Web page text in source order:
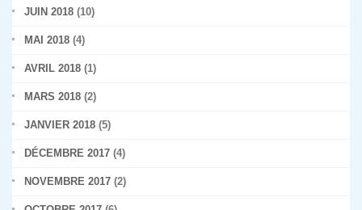
JUIN 2018 (10)
MAI 2018 (4)
AVRIL 2018 (1)
MARS 2018 (2)
JANVIER 2018 (5)
DÉCEMBRE 2017 (4)
NOVEMBRE 2017 (2)